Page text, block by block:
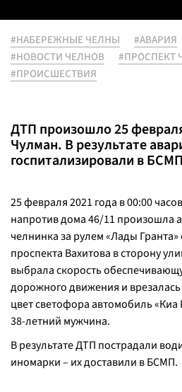
#НАБЕРЕЖНЫЕ ЧЕЛНЫ #АВАРИЯ
#НОВОСТИ ЧЕЛНОВ
#ПРОСПЕКТ
#ПРОИСШЕСТВИЯ
ДТП произошло 25
Чулман. В результате
госпитализировали в
25 февраля 2021 года в 00:00
напротив дома 46/11 произошла
челнинка за рулем «Лады
проспекта Вахитова в сторону
выбрала скорость
дорожного движения и
цвет светофора автомобиль
38-летний мужчина.
В результате ДТП пострадали
иномарки – их доставили в БСМП.